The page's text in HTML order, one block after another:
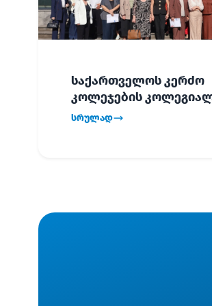
საქართველოს კერძო
კოლეჯების
ვიზიტი ბათუმში!
სრულად